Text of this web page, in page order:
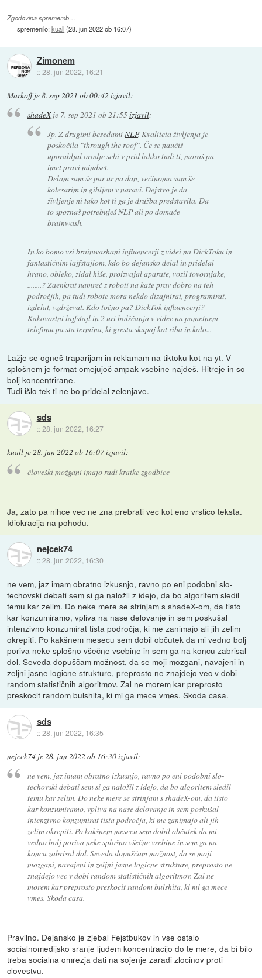
Zgodovina sprememb…
spremenilo:kuall(28. jun 2022 ob 16:07)
Zimonem
::28. jun 2022, 16:21
Markoffje8. sep 2021 ob 00:42 izjavil:
shadeXje 7. sep 2021 ob 21:55izjavil:
Jp. Z drugimi besedamiNLP. Kvaliteta življenja je
poskočila "through the roof". Če se naučiš
uporabljal orodje sebi v prid lahko tudi ti, moraš pa
imet pravi mindset.
Delam sam še par ur na dan, večinoma sam še
kolesarim in gibljem v naravi. Dejstvo je da
življenje ni tako kot ti ga je družba predstavila. Da
to spoznaš potrebuješ NLP ali po domače
brainwash.
In ko bomo vsi brainwashani influencerji z videi na DickToku in
fantastičnim lajfstajlom, kdo bo dejansko delal in pridelal
hrano, obleko, zidal hiše, proizvajal aparate, vozil tovornjake,
........? Zaenkrat namreč z roboti na kaže prav dobro na teh
področjih, pa tudi robote mora nekdo dizajnirat, programirat,
izdelat, vzdrževat. Kdo točno pa? DickTok influencerji?
Kakovostni lajfstajl in 2 uri bolščanja v videe na pametnem
telefonu pa sta termina, ki gresta skupaj kot riba in kolo...
Lažje se ogneš traparijam in reklamam na tiktoku kot na yt. V
splošnem je format omejujoč ampak vsebine najdeš. Hitreje in so
bolj koncentrirane.
Tudi išlo tek ti ne bo pridelal zelenjave.
sds
::28. jun 2022, 16:27
kuall je28. jun 2022 ob 16:07izjavil:
človeški možgani imajo radi kratke zgodbice
Ja, zato pa nihce vec ne zna prebrati vec kot eno vrstico teksta.
Idiokracija na pohodu.
nejcek74
::28. jun 2022, 16:30
ne vem, jaz imam obratno izkusnjo, ravno po eni podobni slo-
techovski debati sem si ga naložil z idejo, da bo algoritem sledil
temu kar zelim. Do neke mere se strinjam s shadeX-om, da tisto
kar konzumiramo, vpliva na nase delovanje in sem poskušal
intenzivno konzumirat tista področja, ki me zanimajo ali jih zelim
okrepiti. Po kakšnem mesecu sem dobil občutek da mi vedno bolj
poriva neke splošno všečne vsebine in sem ga na koncu zabrisal
dol. Seveda dopuščam možnost, da se moji mozgani, navajeni in
zeljni jasne logicne strukture, preprosto ne znajdejo vec v dobi
random statističnih algoritmov. Zal ne morem kar preprosto
preskocit random bulshita, ki mi ga mece vmes. Skoda casa.
sds
::28. jun 2022, 16:35
nejcek74 je28. jun 2022 ob 16:30izjavil:
ne vem, jaz imam obratno izkusnjo, ravno po eni podobni slo-
techovski debati sem si ga naložil z idejo, da bo algoritem sledil
temu kar zelim. Do neke mere se strinjam s shadeX-om, da tisto
kar konzumiramo, vpliva na nase delovanje in sem poskušal
intenzivno konzumirat tista področja, ki me zanimajo ali jih
zelim okrepiti. Po kakšnem mesecu sem dobil občutek da mi
vedno bolj poriva neke splošno všečne vsebine in sem ga na
koncu zabrisal dol. Seveda dopuščam možnost, da se moji
mozgani, navajeni in zeljni jasne logicne strukture, preprosto ne
znajdejo vec v dobi random statističnih algoritmov. Zal ne
morem kar preprosto preskocit random bulshita, ki mi ga mece
vmes. Skoda casa.
Pravilno. Dejansko je zjebal Fejstbukov in vse ostalo
socialnomedijsko sranje ljudem koncentracijo do te mere, da bi bilo
treba socialna omrezja dati na sojenje zaradi zlocinov proti
clovestvu.